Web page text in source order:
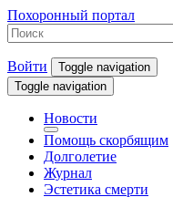
Похоронный портал
Войти
Toggle navigation
Toggle navigation
Новости
Помощь скорбящим
Долголетие
Журнал
Эстетика смерти